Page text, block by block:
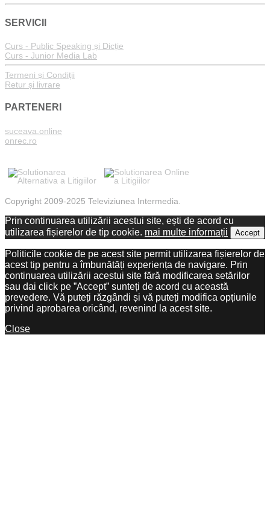
SERVICII
Curs - Public Speaking și Dicție
Curs - Junior Media Lab
Termeni și Condiții
Retur și livrare
PARTENERI
suceava.online
onrec.ro
Copyright 2009-2025 Televiziunea Intermedia.
Prin continuarea utilizării acestui site, ești de acord cu
utilizarea fișierelor de tip cookie. mai multe informații Accept
Politicile cookie de pe acest site permit utilizarea fișierelor de
acest tip pentru a îmbunătăți experiența de navigare. Prin
continuarea utilizării acestui site fără modificarea setărilor
sau dai click pe ”Accept” sunteți de acord cu această
prevedere. Vă puteți răzgândi și vă puteți modifica opțiunile
privind aprobarea oricând, revenind la acest site.
Close